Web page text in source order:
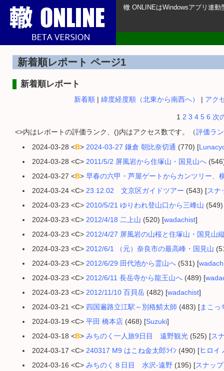
轍 ONLINEはWindowsアプリ連
新着順レポート ページ1
新着順レポート
新着順 | 緯度経度順（北東から南西へ） | アク
1 2 3 4 5 6 次
<>内はレポートの評価ランク、()内はアクセス数です。（評価ラ
2024-03-28 <B> 2024-03-27 鎌倉 朝比奈切通 (770) [
2024-03-28 <C> 2011/5/2 屏風岩から住塚山・国見山へ
2024-03-27 <B> 早春の六甲・芦屋ゲートからカンツリー、
2024-03-24 <C> 23.12.02 文京区ガイドツアー (543) [スナ
2024-03-23 <C> 2010/5/21 ゆりわれ登山口から三峰山
2024-03-23 <C> 2012/4/18 二上山 (520) [wadachist]
2024-03-23 <C> 2012/4/27 屏風岩の山桜と住塚山・国見山
2024-03-23 <C> 2012/6/1 （元）奈良市の最高峰・国見山
2024-03-23 <C> 2012/6/29 田代池から霊山へ (531) [
2024-03-23 <C> 2012/6/11 長岳寺から龍王山へ (489) [
2024-03-23 <C> 2012/11/10 百貝岳 (482) [wadachist]
2024-03-21 <C> 四国遍路立江駅～別格鯖太師 (483) [まこっ
2024-03-19 <C> 平田 橋本店 (468) [Suzuki]
2024-03-18 <B> みちのく一人旅9日目 遠野観光 (525) [ス
2024-03-17 <C> 240317 M9 はこね金太郎ﾗｲﾝ (490) [ヒロイ
2024-03-16 <C> みちのく８日目 水沢-遠野 (195) [スナッ